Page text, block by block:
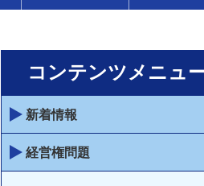
コンテンツメニュ
新着情報
経営権問題